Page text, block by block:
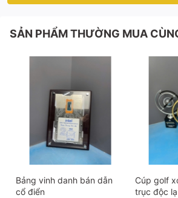
SẢN PHẨM THƯỜNG MUA
Bảng vinh danh bán dẫn
cổ điển
Cúp golf
trục độc